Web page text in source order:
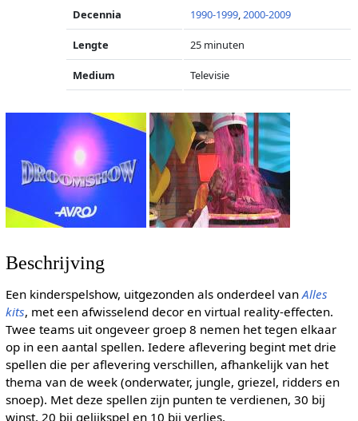
Decennia 1990-1999,2000-2009
Lengte 25 minuten
Medium Televisie
Beschrijving
Een kinderspelshow, uitgezonden als onderdeel vanAlles
kits, met een afwisselend decor en virtual reality-effecten.
Twee teams uit ongeveer groep 8 nemen het tegen elkaar
op in een aantal spellen. Iedere aflevering begint met drie
spellen die per aflevering verschillen, afhankelijk van het
thema van de week (onderwater, jungle, griezel, ridders en
snoep). Met deze spellen zijn punten te verdienen, 30 bij
winst, 20 bij gelijkspel en 10 bij verlies.